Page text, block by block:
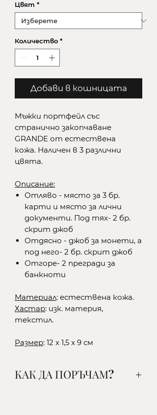
Цвят *
Количество *
Добави в кошницата
Мъжки портфейл със
странично закопчаване
GRANDE от естествена
кожа. Наличен в 3 различни
цвята.
Описание:
Отляво - място за 3 бр.
карти и място за лични
документи. Под тях- 2 бр.
скрит джоб
Отдясно - джоб за монети, а
под него- 2 бр. скрит джоб
Отгоре- 2 прегради за
банкноти
Материал: естествена кожа.
Хастар: изк. материя,
текстил.
Размер: 12 x 1,5 x 9 см
КАК ДА ПОРЪЧАМ?